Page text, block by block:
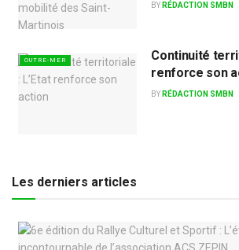
BY RÉDACTION SMBN
OUTRE-MER
Continuité
renforce son
BY RÉDACTION SMBN
Les derniers articles